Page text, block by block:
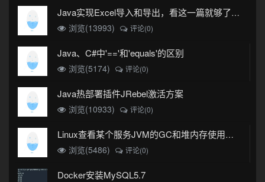
Java实现Excel导入和导出，看这一篇就够了(珍藏版)
浏览(13993)
评论(0)
Java、C#中'=='和'equals'的区别
浏览(5174) 评论(0)
Java热部署插件JRebel激活方案
浏览(10933) 评论(0)
Linux查看某个服务JVM的GC和堆内存使用情况
浏览(5486)
评论(0)
Docker安装MySQL5.7